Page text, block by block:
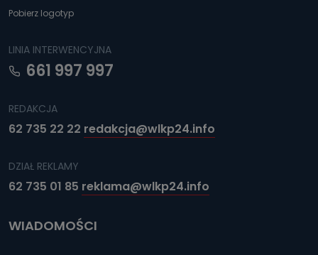
dane, które pochodzą bezpośrednio od Państwa (lub
szczególności: imię i nazwisko, adres e-mail, telefon
kontaktowy, adres korespondencyjny. Odbiorcą Pastwa
danych osobowych są pracownicy i współpracownicy
oraz partnerzy wspomagający administratora w jego
Jak skontaktować się z inspektorem
danych osobowych?
e-mailowo pod adresem: poczta@tvproart.pl
Pobierz logotyp
LINIA INTERWENCYJNA
661 997 997
REDAKCJA
62 735 22 22 redakcja@wlkp24.info
DZIAŁ REKLAMY
62 735 01 85 reklama@wlkp24.info
WIADOMOŚCI